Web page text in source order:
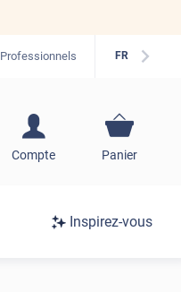
Professionnels FR
Compte
S'inscrire / Se
Panier
Inspirez-vous